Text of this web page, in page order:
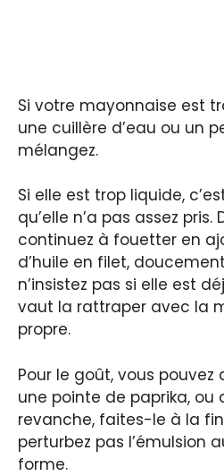
Si votre mayonnaise est
une cuillère d’eau ou un
mélangez.
Si elle est trop liquide,
qu’elle n’a pas assez pris.
continuez à fouetter en
d’huile en filet,
n’insistez pas si elle est
vaut la rattraper avec la
propre.
Pour le goût, vous pouvez
une pointe de paprika, ou
revanche, faites-le à la
perturbez pas l’émulsion
forme.